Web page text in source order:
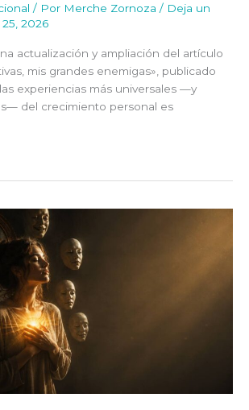
/ Por Merche Zornoza / Deja un
25, 2026
actualización y ampliación del artículo
mis grandes enemigas», publicado
experiencias más universales —y
del crecimiento personal es